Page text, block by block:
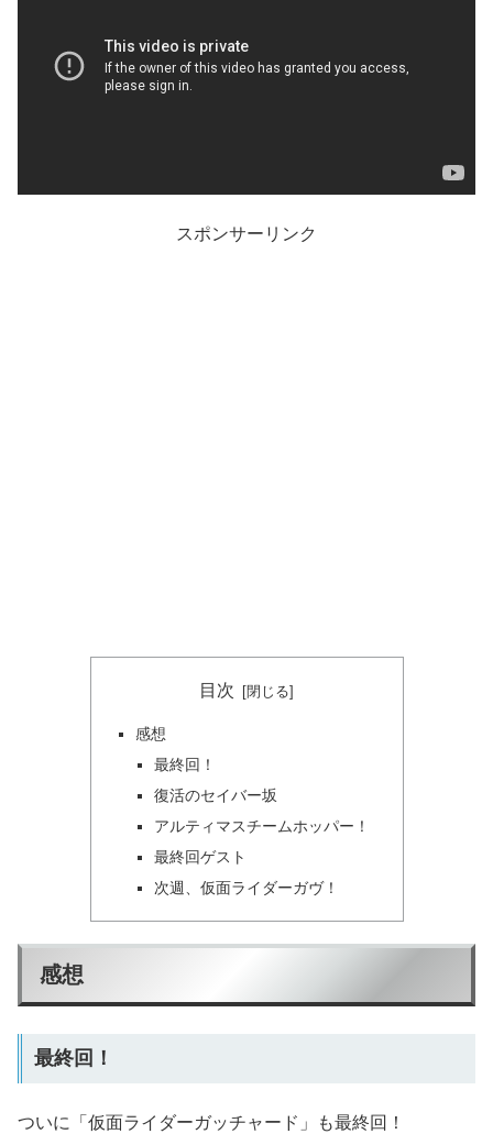
スポンサーリンク
目次
感想
最終回！
復活のセイバー坂
アルティマスチームホッパー！
最終回ゲスト
次週、仮面ライダーガヴ！
感想
最終回！
ついに「仮面ライダーガッチャード」も最終回！